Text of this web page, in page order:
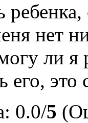
нет
ли я
его,
0.0/5